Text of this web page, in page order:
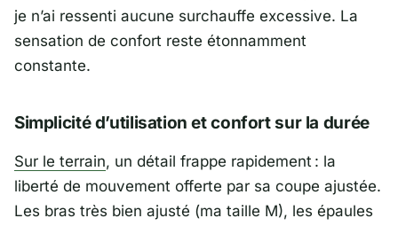
je n’ai ressenti aucune surchauffe excessive. La
sensation de confort reste étonnamment
constante.
Simplicité d’utilisation et confort sur la durée
Sur le terrain, un détail frappe rapidement : la
liberté de mouvement offerte par sa coupe ajustée.
Les bras très bien ajusté (ma taille M), les épaules